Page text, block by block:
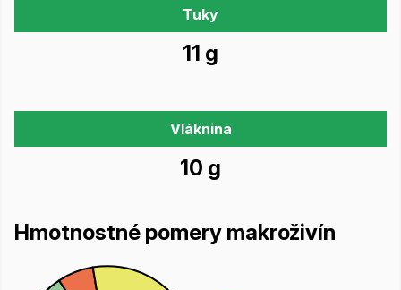
Tuky
11 g
Vláknina
10 g
Hmotnostné pomery makroživín